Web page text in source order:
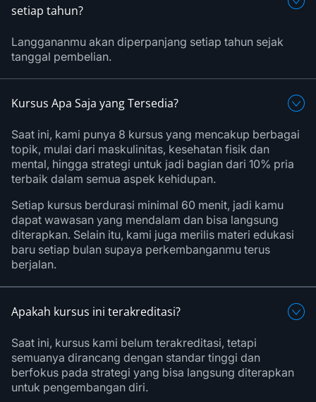
setiap tahun?
Langgananmu akan diperpanjang setiap tahun sejak
tanggal pembelian.
Kursus Apa Saja yang Tersedia?
Saat ini, kami punya 8 kursus yang mencakup berbagai
topik, mulai dari maskulinitas, kesehatan fisik dan
mental, hingga strategi untuk jadi bagian dari 10% pria
terbaik dalam semua aspek kehidupan.
Setiap kursus berdurasi minimal 60 menit, jadi kamu
dapat wawasan yang mendalam dan bisa langsung
diterapkan. Selain itu, kami juga merilis materi edukasi
baru setiap bulan supaya perkembanganmu terus
berjalan.
Apakah kursus ini terakreditasi?
Saat ini, kursus kami belum terakreditasi, tetapi
semuanya dirancang dengan standar tinggi dan
berfokus pada strategi yang bisa langsung diterapkan
untuk pengembangan diri.